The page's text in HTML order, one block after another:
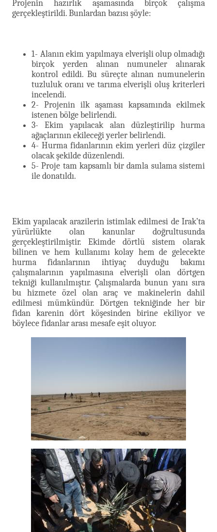
Projenin hazırlık aşamasında birçok çalışma
gerçekleştirildi. Bunlardan bazısı şöyle:
1- Alanın ekim yapılmaya elverişli olup olmadığı
birçok yerden alınan numuneler alınarak
kontrol edildi. Bu süreçte alınan numunelerin
tuzluluk oranı ve tarıma elverişli oluş kriterleri
incelendi.
2- Projenin ilk aşaması kapsamında ekilmek
istenen bölge belirlendi.
3- Ekim yapılacak alan düzleştirilip hurma
ağaçlarının ekileceği yerler belirlendi.
4- Hurma fidanlarının ekim yerleri düz çizgiler
olacak şekilde düzenlendi.
5- Proje tam kapsamlı bir damla sulama sistemi
ile donatıldı.
Ekim yapılacak arazilerin istimlak edilmesi de Irak’ta
yürürlükte olan kanunlar doğrultusunda
gerçekleştirilmiştir. Ekimde dörtlü sistem olarak
bilinen ve hem kullanımı kolay hem de gelecekte
hurma fidanlarının ihtiyaç duyduğu bakımı
çalışmalarının yapılmasına elverişli olan dörtgen
tekniği kullanılmıştır. Çalışmalarda bunun yanı sıra
bu hizmete özel olan araç ve makinelerin dahil
edilmesi mümkündür. Dörtgen tekniğinde her bir
fidan karenin dört köşesinden birine ekiliyor ve
böylece fidanlar arası mesafe eşit oluyor.